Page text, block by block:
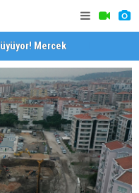
Mercek